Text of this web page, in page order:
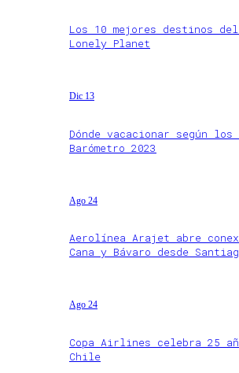
Los 10 mejores destinos del
Lonely Planet
Dic 13
Dónde vacacionar según los
Barómetro 2023
Ago 24
Aerolínea Arajet abre
Cana y Bávaro desde
Ago 24
Copa Airlines celebra 25
Chile